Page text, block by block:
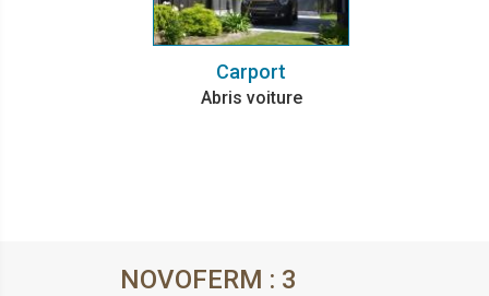
Carport
Abris voiture
NOVOFERM : 3